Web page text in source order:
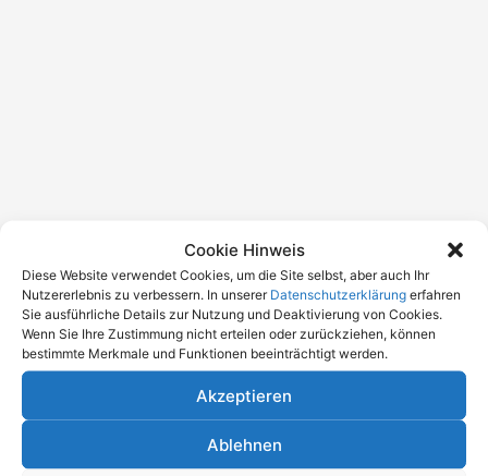
Cookie Hinweis
Diese Website verwendet Cookies, um die Site selbst, aber auch Ihr
Nutzererlebnis zu verbessern. In unserer Datenschutzerklärung erfahren
Sie ausführliche Details zur Nutzung und Deaktivierung von Cookies.
Wenn Sie Ihre Zustimmung nicht erteilen oder zurückziehen, können
bestimmte Merkmale und Funktionen beeinträchtigt werden.
Akzeptieren
Ablehnen
Ihr Abflughafen?
Flughafen Amsterdam
Flughafen Berlin BER
Flughafen Bremen